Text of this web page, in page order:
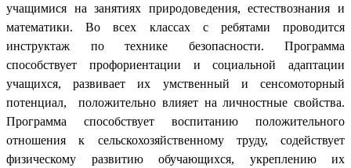
учащимися на занятиях природоведения, естествознания и
математики. Во всех классах с ребятами проводится
инструктаж по технике безопасности. Программа
способствует профориентации и социальной адаптации
учащихся, развивает их умственный и сенсомоторный
потенциал, положительно влияет на личностные свойства.
Программа способствует воспитанию положительного
отношения к сельскохозяйственному труду, содействует
физическому развитию обучающихся, укреплению их